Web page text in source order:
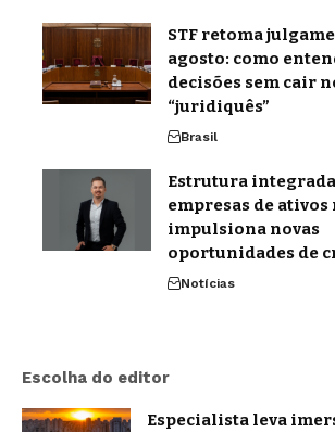
STF retoma
agosto: como
decisões sem cair
“juridiquês”
Brasil
Estrutura
empresas de ativos
impulsiona novas
oportunidades de
Notícias
Escolha do editor
Especialista leva